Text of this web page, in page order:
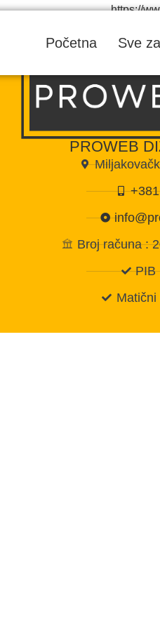
Početna Sve
https://
PROWEB
Broj računa :
PIB